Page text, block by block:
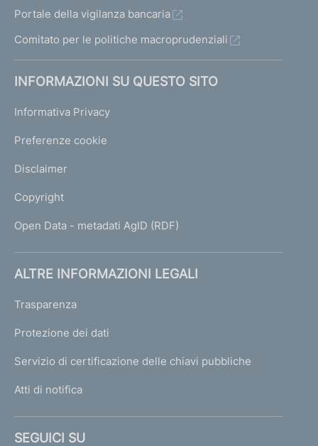
Portale della vigilanza bancaria
Comitato per le politiche macroprudenziali
INFORMAZIONI SU QUESTO SITO
Informativa Privacy
Preferenze cookie
Disclaimer
Copyright
Open Data - metadati AgID (RDF)
ALTRE INFORMAZIONI LEGALI
Trasparenza
Protezione dei dati
Servizio di certificazione delle chiavi pubbliche
Atti di notifica
SEGUICI SU